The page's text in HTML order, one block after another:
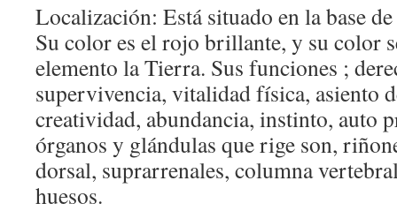
Localización: Está situado en la base
Su color es el rojo brillante, y su color
elemento la Tierra. Sus funciones ;
supervivencia, vitalidad física, asiento
creatividad, abundancia, instinto, auto
órganos y glándulas que rige son,
dorsal, suprarrenales, columna
huesos.